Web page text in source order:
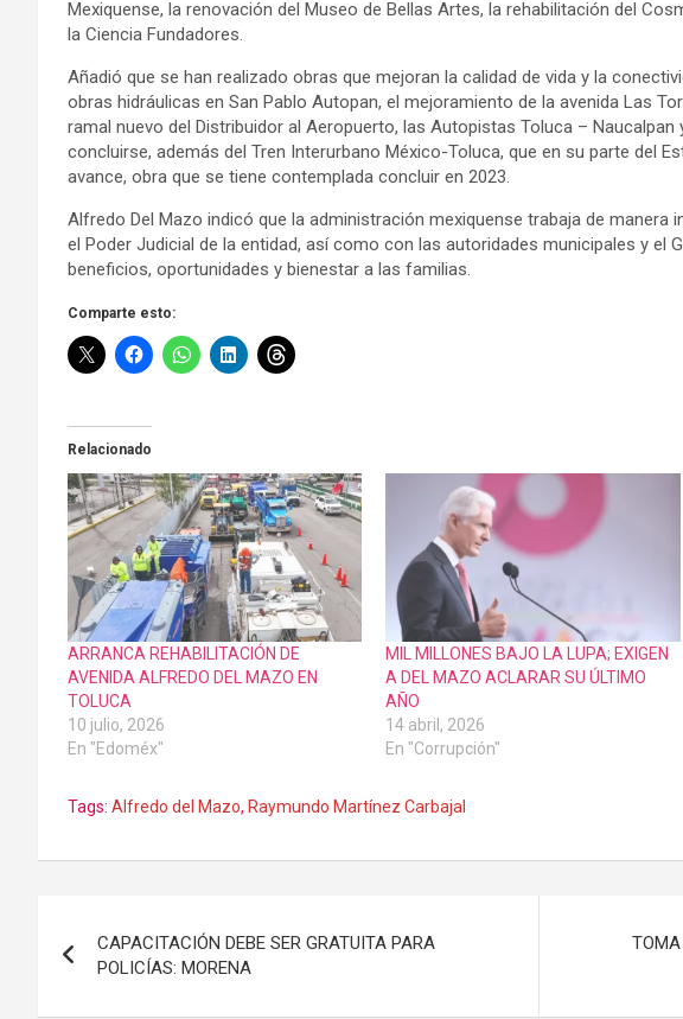
Mexiquense, la renovación del Museo de Bellas Artes, la rehabilitación del
la Ciencia Fundadores.
Añadió que se han realizado obras que mejoran la calidad de vida y la
obras hidráulicas en San Pablo Autopan, el mejoramiento de la avenida Las
ramal nuevo del Distribuidor al Aeropuerto, las Autopistas Toluca –
concluirse, además del Tren Interurbano México-Toluca, que en su parte del
avance, obra que se tiene contemplada concluir en 2023.
Alfredo Del Mazo indicó que la administración mexiquense trabaja de
el Poder Judicial de la entidad, así como con las autoridades municipales y el
beneficios, oportunidades y bienestar a las familias.
Comparte esto:
Relacionado
ARRANCA REHABILITACIÓN DE
AVENIDA ALFREDO DEL MAZO EN
TOLUCA
10 julio, 2026
En "Edoméx"
MIL MILLONES BAJO LA LUPA; EXIGEN
A DEL MAZO ACLARAR SU ÚLTIMO
AÑO
14 abril, 2026
En "Corrupción"
Tags: Alfredo del Mazo, Raymundo Martínez Carbajal
de
CAPACITACIÓN DEBE SER GRATUITA PARA
POLICÍAS: MORENA